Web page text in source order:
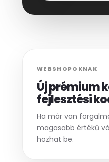
WEBSHOPOKNAK
Új prémium
fejlesztési
Ha már van
magasabb értékű
hozhat be.